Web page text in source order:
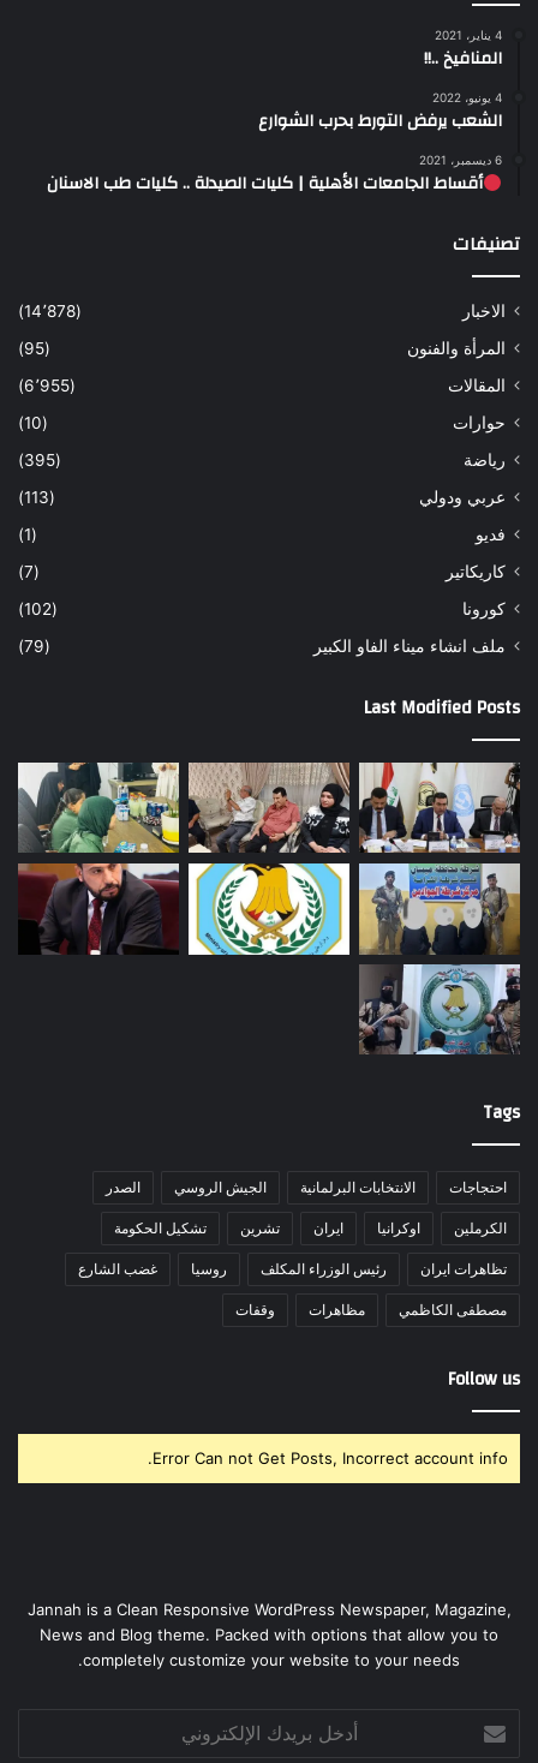
4 يناير، 2021
المنافيخ ..!!
4 يونيو، 2022
الشعب يرفض التورط بحرب الشوارع
6 ديسمبر، 2021
أقساط الجامعات الأهلية | كليات الصيدلة .. كليات طب الاسنان
تصنيفات
الاخبار
(14٬878)
المرأة والفنون
(95)
المقالات
(6٬955)
حوارات
(10)
رياضة
(395)
عربي ودولي
(113)
فديو
(1)
كاريكاتير
(7)
كورونا
(102)
ملف انشاء ميناء الفاو الكبير
(79)
Last Modified Posts
Tags
احتجاجات الانتخابات البرلمانية الجيش الروسي الصدر
الكرملين اوكرانيا ايران تشرين تشكيل الحكومة
تظاهرات ايران رئيس الوزراء المكلف روسيا غضب الشارع
مصطفى الكاظمي مظاهرات وقفات
Follow us
Error Can not Get Posts, Incorrect account info.
Jannah is a Clean Responsive WordPress Newspaper, Magazine,
News and Blog theme. Packed with options that allow you to
completely customize your website to your needs.
بريدك